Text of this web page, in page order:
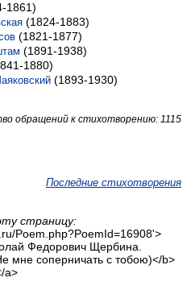
1861)
(1824-1883)
(1821-1877)
(1891-1938)
1880)
(1893-1930)
обращений к стихотворению: 1115
Последние стихотворения
страницу:
Poem.php?PoemId=16908'>
Федорович Щербина.
мне соперничать с тобою)</b>
a>